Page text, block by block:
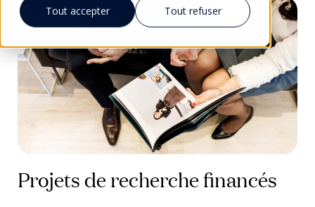
Tout accepter Tout refuser
Projets de recherche financés